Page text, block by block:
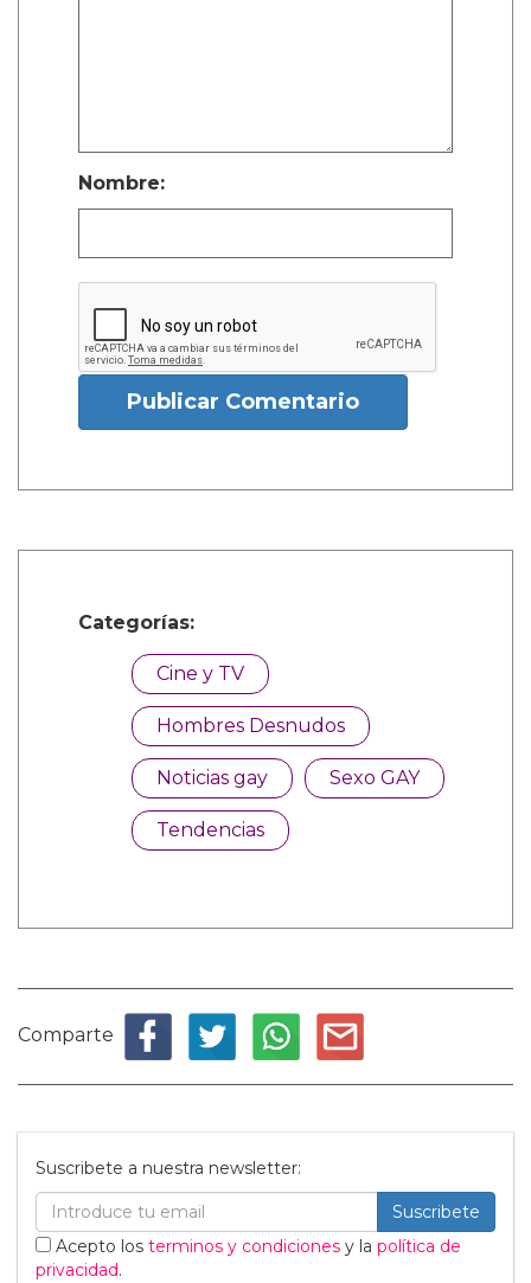
Nombre:
Publicar Comentario
Categorías:
Cine y TV
Hombres Desnudos
Noticias gay Sexo GAY
Tendencias
Comparte
Suscribete a nuestra newsletter:
Suscribete
Acepto los terminos y condiciones y la política de
privacidad.